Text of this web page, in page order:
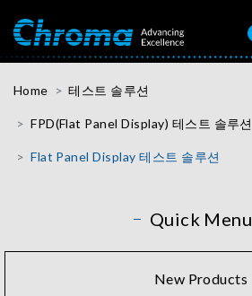
Home 테스트 솔루션
FPD(Flat Panel Display) 테스트 솔루션
Flat Panel Display 테스트 솔루션
Quick Menu
New Products